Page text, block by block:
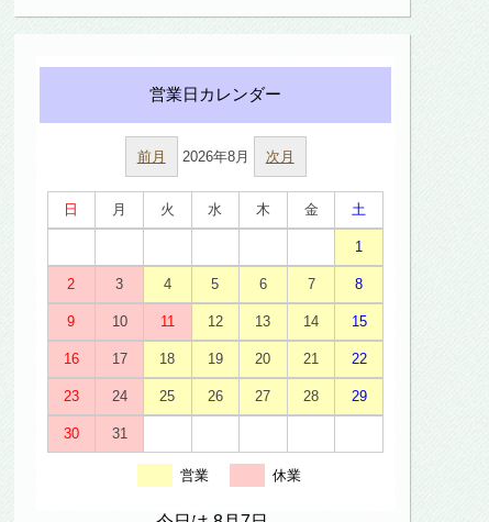
前月 2026年8月 次月
日 月 火 水 木 金 土
1
2 3 4 5 6 7 8
9 10 11 12 13 14 15
16 17 18 19 20 21 22
23 24 25 26 27 28 29
30 31
営業 休業